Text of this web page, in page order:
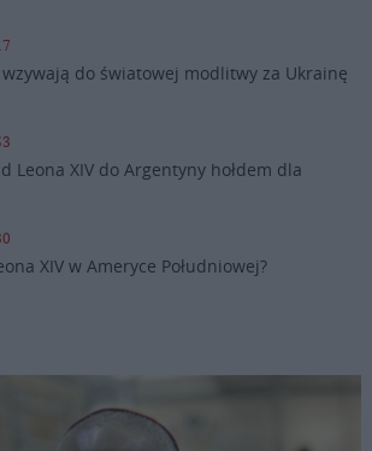
wzywają do światowej modlitwy za Ukrainę
Leona XIV do Argentyny hołdem dla
XIV w Ameryce Południowej?